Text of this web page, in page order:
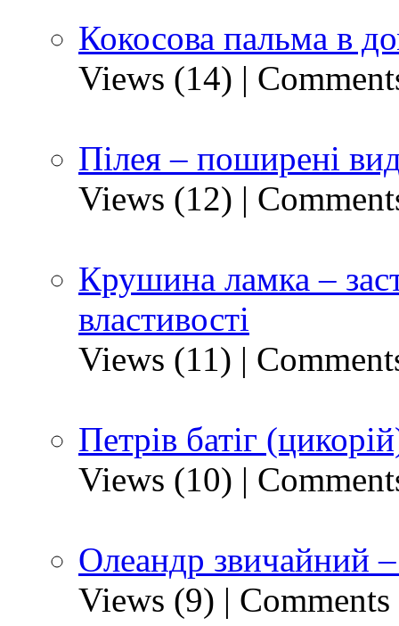
Кокосова пальма в
Views (14) |
Пілея – поширені
Views (12) |
Крушина ламка –
властивості
Views (11) |
Петрів батіг
Views (10) |
Олеандр звичайний
Views (9) |